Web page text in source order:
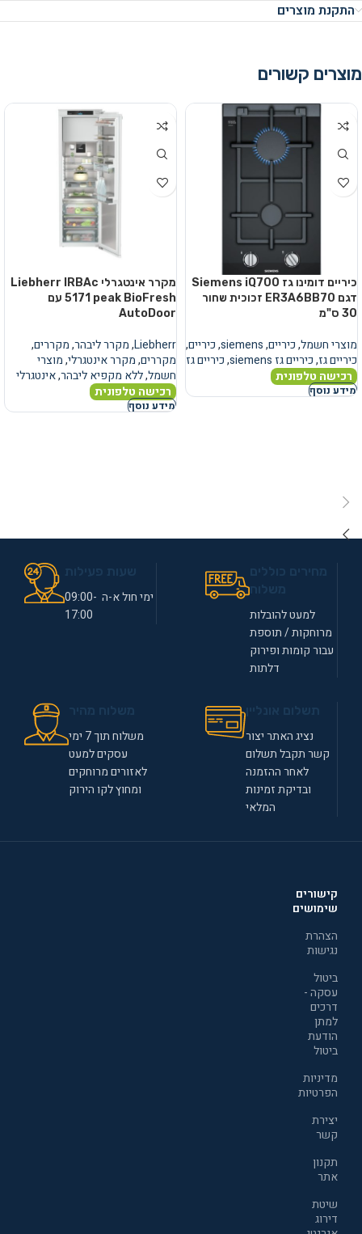
התקנת מוצרים
מוצרים קשורים
כיריים דומינו גז Siemens iQ700
דגם ER3A6BB70 זכוכית שחור
30 ס"מ
מוצרי חשמל,כיריים,
siemens
,כיריים,
כיריים גז,כיריים גז siemens ,כיריים גז
רכישה טלפונית
מידע נוסף
מקרר אינטגרלי Liebherr IRBAc
5171 peak BioFresh עם
AutoDoor
Liebherr
,מקרר ליבהר,מקררים,
מקררים,מקרר אינטגרלי,מוצרי
חשמל,ללא מקפיא ליבהר,אינטגרלי
רכישה טלפונית
מידע נוסף
למעט להובלות
מרוחקות / תוספת
עבור קומות ופירוק
דלתות
ימי חול א-ה 09:00-
17:00
נציג האתר יצור
קשר תקבל תשלום
לאחר ההזמנה
ובדיקת זמינות
המלאי
משלוח תוך 7 ימי
עסקים למעט
לאזורים מרוחקים
ומחוץ לקו הירוק
קישורים
שימושים
הצהרת
נגישות
ביטול
עסקה -
דרכים
למתן
הודעת
ביטול
מדיניות
הפרטיות
יצירת
קשר
תקנון
אתר
שיטת
דירוג